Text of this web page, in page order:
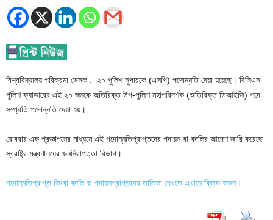
বিশ্ববিদ্যালয় পরিক্রমা ডেস্ক : ২০ পুলিশ সুপারকে (এসপি) পদোন্নতি দেয়া হয়েছে। বিসিএস
পুলিশ ক্যাডারের এই ২০ জনকে অতিরিক্ত উপ-পুলিশ মহাপরিদর্শক (অতিরিক্ত ডিআইজি) পদে
সম্প্রতি পদোন্নতি দেয়া হয়।
রোববার এক প্রজ্ঞাপনের মাধ্যমে এই পদোন্নতিপ্রাপ্তদের পদায়ন বা বদলির আদেশ জারি করেছে
স্বরাষ্ট্র মন্ত্রণালয়ের জননিরাপত্তা বিভাগ।
পদোন্নতিপ্রাপ্ত কিংবা বদলি বা পদায়নপ্রাপ্তদের তালিকা দেখতে এখানে ক্লিক করুন।